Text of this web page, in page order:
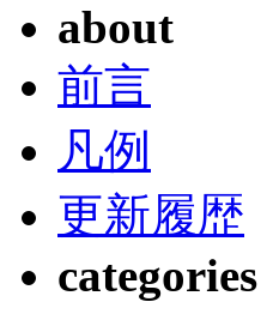
about
前言
凡例
更新履歴
categories